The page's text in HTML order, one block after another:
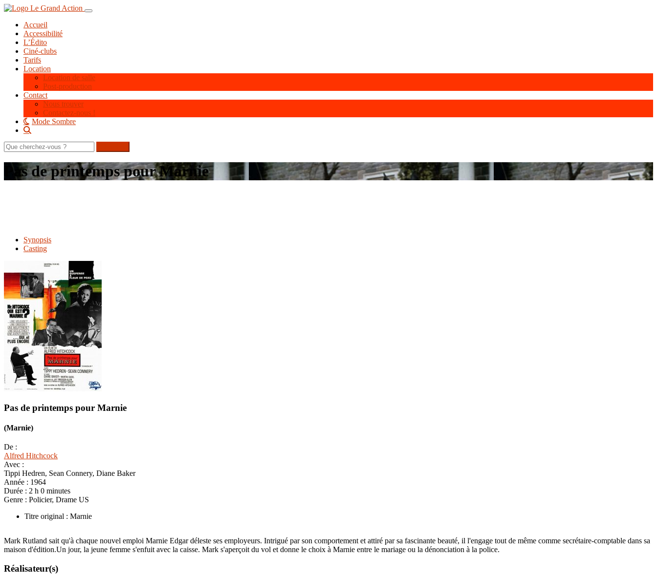
Aller
contenu
principal
Toggle navigation
Accueil
Accessibilité
L’Édito
Ciné-clubs
Tarifs
Location
Location de salle
Post-production
Contact
Nous trouver
Contactez-nous !
Mode Sombre
Rechercher
sur
le
sitePas de printemps pour Marnie
Synopsis
Casting
Pas de printemps pour Marnie
(Marnie)
De :
Alfred Hitchcock
Avec :
Tippi Hedren, Sean Connery, Diane Baker
Année : 1964
Durée : 2 h 0 minutes
Genre : Policier, Drame US
Titre original : Marnie
Mark Rutland sait qu'à chaque nouvel emploi Marnie Edgar déleste ses employeurs. Intrigué par son comportement et attiré par sa fascinante beauté, il l'engage tout de même comme secrétaire-comptable dans sa
maison d'édition.Un jour, la jeune femme s'enfuit avec la caisse. Mark s'aperçoit du vol et donne le choix à Marnie entre le mariage ou la dénonciation à la police.
Réalisateur(s)